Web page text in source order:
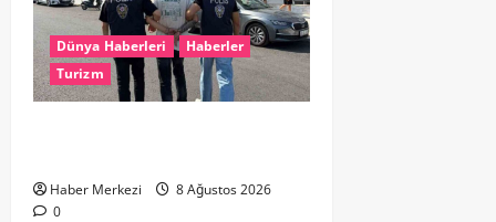
Dünya Haberleri
Haberler
Turizm
Haber Merkezi
8 Ağustos 2026
0